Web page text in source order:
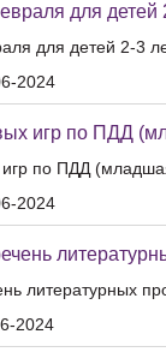
для детей
для детей 2-3
2024
игр по ПДД
по ПДД
2024
литературных
2024